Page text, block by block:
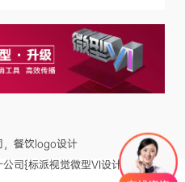
，餐饮logo设计
司{标派视觉微型VI设计}